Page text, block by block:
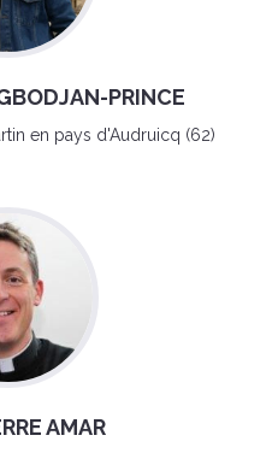
PRINCE
en pays d'Audruicq (62)
AMAR